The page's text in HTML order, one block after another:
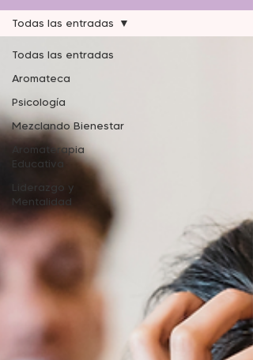
Todas las entradas
Aromateca
Psicología
Mezclando Bienestar
Aromaterapia
Educativa
Liderazgo y
Mentalidad
Todas las entradas